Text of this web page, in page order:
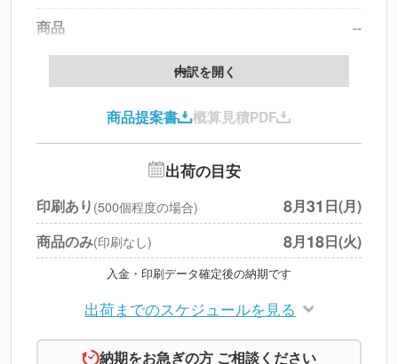
商品
--
製版代
印刷代
北海道・沖縄・離島 別途
※上記小計は税別です
内訳を開く
商品提案書 概算見積PDF
出荷の目安
印刷あり (500個程度の場合) 8月31 日(月)
商品のみ(印刷なし) 8月18日(火)
入金・印刷データ確定後の納期です
出荷までのスケジュールを見る
納期をお急ぎの方 ご相談ください